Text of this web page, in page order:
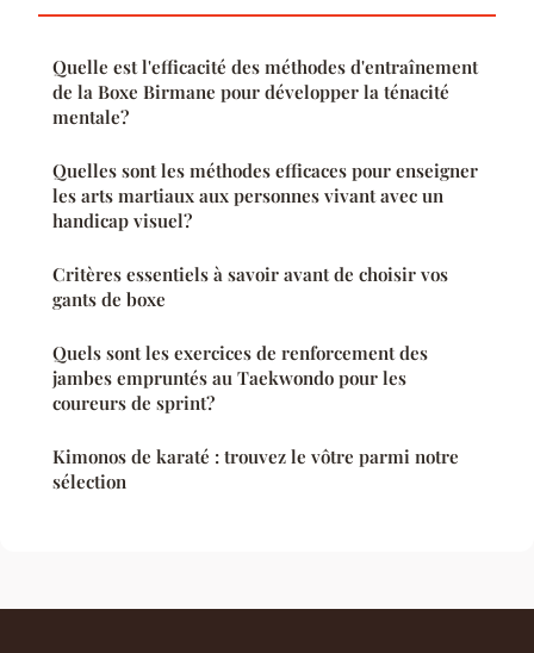
Quelle est l'efficacité des méthodes d'entraînement
de la Boxe Birmane pour développer la ténacité
mentale?
Quelles sont les méthodes efficaces pour enseigner
les arts martiaux aux personnes vivant avec un
handicap visuel?
Critères essentiels à savoir avant de choisir vos
gants de boxe
Quels sont les exercices de renforcement des
jambes empruntés au Taekwondo pour les
coureurs de sprint?
Kimonos de karaté : trouvez le vôtre parmi notre
sélection